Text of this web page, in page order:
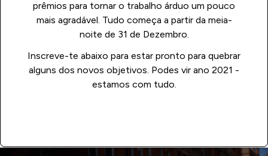
prêmios para tornar o trabalho árduo um pouco
mais agradável. Tudo começa a partir da meia-
noite de 31 de Dezembro.
Inscreve-te abaixo para estar pronto para quebrar
alguns dos novos objetivos. Podes vir ano 2021 -
estamos com tudo.